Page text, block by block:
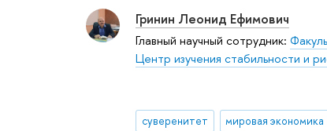
Гринин Леонид Ефимович
Главный научный сотрудник:
Центр изучения стабильности и
суверенитет мировая экономика